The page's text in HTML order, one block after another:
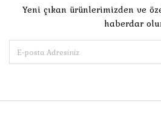
Yeni çıkan ürünlerimizden ve
haberdar